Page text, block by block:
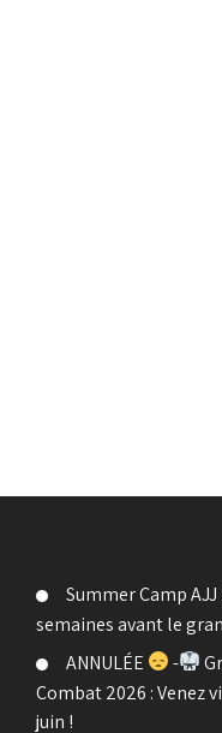
Summer Camp
semaines avant le
ANNULÉE
-
Combat 2026 : Venez
juin !